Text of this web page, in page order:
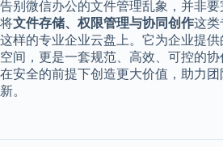
告别微信办公的文件管理乱象，并非
将文件存储、权限管理与协同创作这类
这样的专业企业云盘上。它为企业提
空间，更是一套规范、高效、可控的
在安全的前提下创造更大价值，助力团
新。